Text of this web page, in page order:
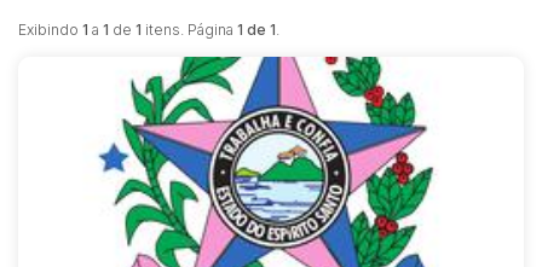
Exibindo 1 a 1 de 1 itens. Página 1 de 1.